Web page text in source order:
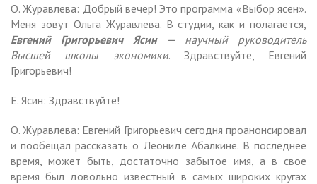
О. Журавлева: Добрый вечер! Это программа «Выбор ясен».
Меня зовут Ольга Журавлева. В студии, как и полагается,
Евгений Григорьевич Ясин— научный руководитель
Высшей школы экономики. Здравствуйте, Евгений
Григорьевич!
Е. Ясин: Здравствуйте!
О. Журавлева: Евгений Григорьевич сегодня проанонсировал
и пообещал рассказать о Леониде Абалкине. В последнее
время, может быть, достаточно забытое имя, а в свое
время был довольно известный в самых широких кругах